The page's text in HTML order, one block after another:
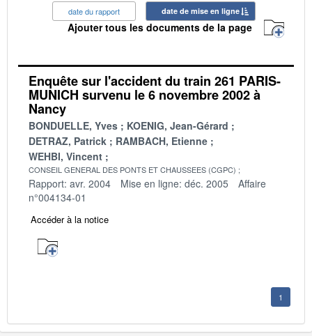
date du rapport date de mise en ligne
Ajouter tous les documents de la page
Enquête sur l'accident du train 261 PARIS-
MUNICH survenu le 6 novembre 2002 à
Nancy
BONDUELLE, Yves
KOENIG, Jean-Gérard
DETRAZ, Patrick
RAMBACH, Etienne
WEHBI, Vincent
CONSEIL GENERAL DES PONTS ET CHAUSSEES (CGPC)
Rapport: avr. 2004 Mise en ligne: déc. 2005
Affaire
n°004134-01
Accéder à la notice
1